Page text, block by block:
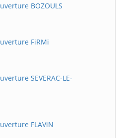
BOZOULS
FiRMi
SEVERAC-LE-
FLAViN